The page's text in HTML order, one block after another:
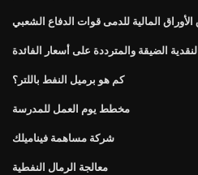
المالية للدمى قوات الدفاع الشعبي
الضيقة والمترددة على أسعار الفائدة
كم هو برميل النفط باللتر؟
مخطط يوم العمل للمدرسة
شركة مساهمة فيناميلك
معالجة الرمال النفطية